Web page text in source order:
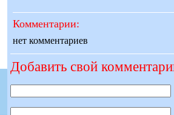
Комментарии:
нет комментариев
Добавить свой